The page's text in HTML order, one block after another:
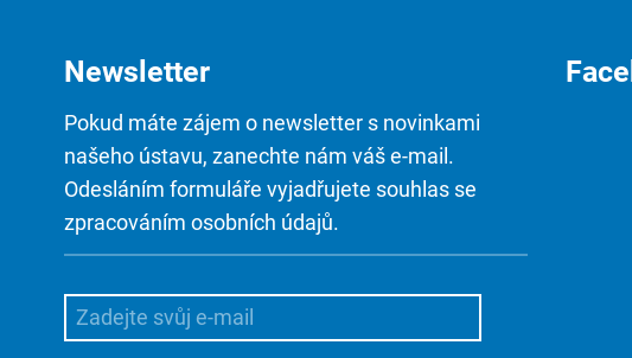
Newsletter
Pokud máte zájem o newsletter s novinkami
našeho ústavu, zanechte nám váš e-mail.
Odesláním formuláře vyjadřujete souhlas se
zpracováním osobních údajů.